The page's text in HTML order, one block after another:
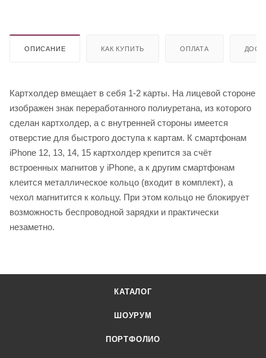
ОПИСАНИЕ КАК КУПИТЬ ОПЛАТА
Картхолдер вмещает в себя 1-2 карты. На лицевой стороне
изображен знак переработанного полиуретана, из которого
сделан картхолдер, а с внутренней стороны имеется
отверстие для быстрого доступа к картам. К смартфонам
iPhone 12, 13, 14, 15 картхолдер крепится за счёт
встроенных магнитов у iPhone, а к другим смартфонам
клеится металлическое кольцо (входит в комплект), а
чехол магнитится к кольцу. При этом кольцо не блокирует
возможность беспроводной зарядки и практически
незаметно.
КАТАЛОГ
ШОУРУМ
ПОРТФОЛИО